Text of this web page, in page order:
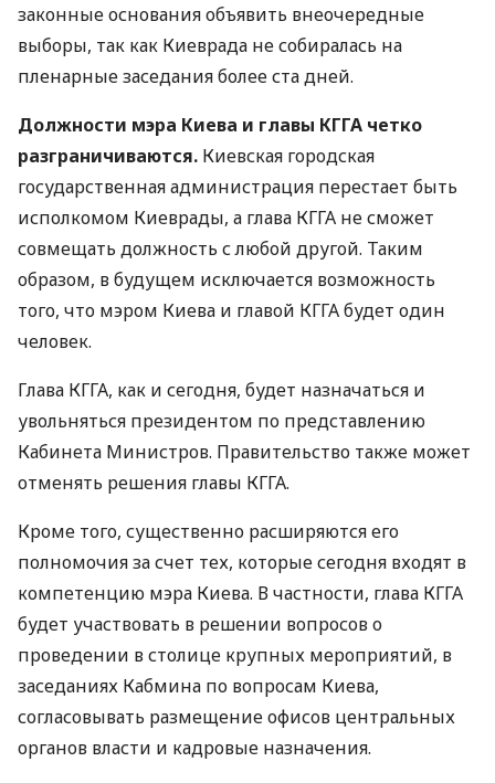
законные основания объявить внеочередные
выборы, так как Киеврада не собиралась на
пленарные заседания более ста дней.
Должности мэра Киева и главы КГГА четко
разграничиваются. Киевская городская
государственная администрация перестает быть
исполкомом Киеврады, а глава КГГА не сможет
совмещать должность с любой другой. Таким
образом, в будущем исключается возможность
того, что мэром Киева и главой КГГАбудет один
человек.
Глава КГГА, как и сегодня, будет назначаться и
увольняться президентом по представлению
Кабинета Министров. Правительство также может
отменять решения главы КГГА.
Кроме того, существенно расширяются его
полномочия за счет тех, которые сегодня входят в
компетенцию мэра Киева. В частности, глава КГГА
будет участвовать в решении вопросов о
проведении в столице крупных мероприятий, в
заседаниях Кабмина по вопросам Киева,
согласовывать размещение офисов центральных
органов власти и кадровые назначения.